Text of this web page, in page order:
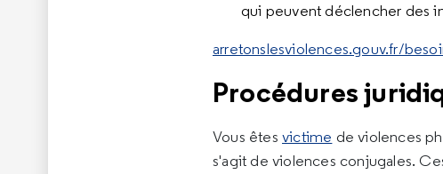
qui peuvent déclencher des
arretonslesviolences.gouv.fr/
Procédures
Vous êtes victime de violences
s'agit de violences conjugales.